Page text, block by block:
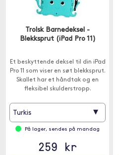
Trolsk Barnedeksel -
Blekksprut (iPad Pro 11)
Et beskyttende deksel til din iPad
Pro 11 som viser en søt blekksprut.
Skallet har et håndtak og en
fleksibel skulderstropp.
Turkis ▾
På lager, sendes på mandag
259 kr